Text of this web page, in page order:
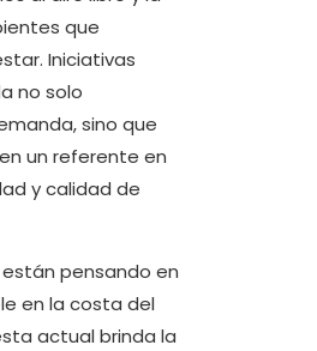
que
Iniciativas
no solo
sino que
un referente en
y calidad de
pensando en
en la costa del
actual brinda la